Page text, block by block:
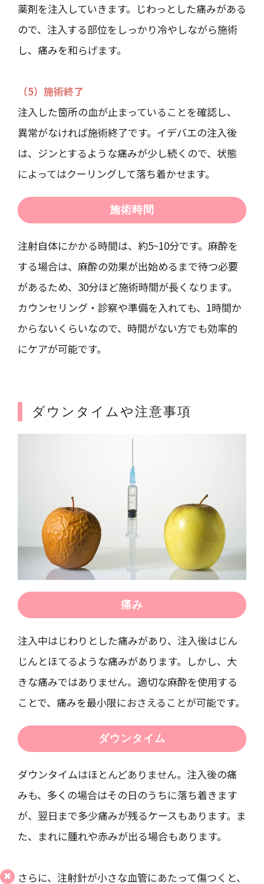
薬剤を注入していきます。じわっとした痛みがある
ので、注入する部位をしっかり冷やしながら施術
し、痛みを和らげます。
（5）施術終了
注入した箇所の血が止まっていることを確認し、
異常がなければ施術終了です。イデバエの注入後
は、ジンとするような痛みが少し続くので、状態
によってはクーリングして落ち着かせます。
施術時間
注射自体にかかる時間は、約5~10分です。麻酔を
する場合は、麻酔の効果が出始めるまで待つ必要
があるため、30分ほど施術時間が長くなります。
カウンセリング・診察や準備を入れても、1時間か
からないくらいなので、時間がない方でも効率的
にケアが可能です。
ダウンタイムや注意事項
痛み
注入中はじわりとした痛みがあり、注入後はじん
じんとほてるような痛みがあります。しかし、大
きな痛みではありません。適切な麻酔を使用する
ことで、痛みを最小限におさえることが可能です。
ダウンタイム
ダウンタイムはほとんどありません。注入後の痛
みも、多くの場合はその日のうちに落ち着きます
が、翌日まで多少痛みが残るケースもあります。ま
た、まれに腫れや赤みが出る場合もあります。
さらに、注射針が小さな血管にあたって傷つくと、